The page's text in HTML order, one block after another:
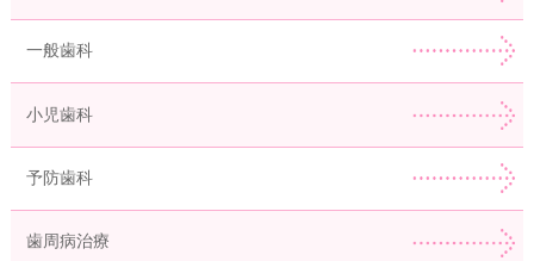
一般歯科
小児歯科
予防歯科
歯周病治療